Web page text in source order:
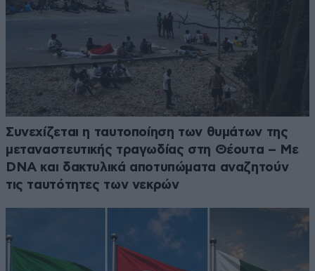
Συνεχίζεται η ταυτοποίηση των θυμάτων της
μεταναστευτικής τραγωδίας στη Θέουτα – Με
DNA και δακτυλικά αποτυπώματα αναζητούν
τις ταυτότητες των νεκρών